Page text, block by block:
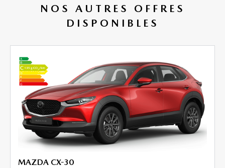
NOS AUTRES OFFRES
DISPONIBLES
MAZDA CX-30